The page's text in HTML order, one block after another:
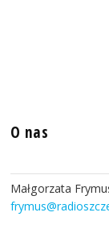
O nas
Małgorzata